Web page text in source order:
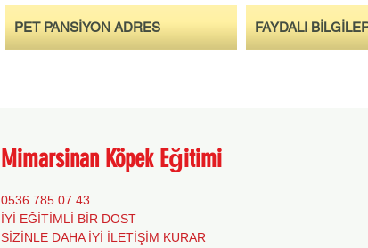
PET PANSİYON ADRES FAYDALI
Mimarsinan Köpek Eğitimi
0536 785 07 43
İYİ EĞİTİMLİ BİR DOST
SİZİNLE DAHA İYİ İLETİŞİM KURAR